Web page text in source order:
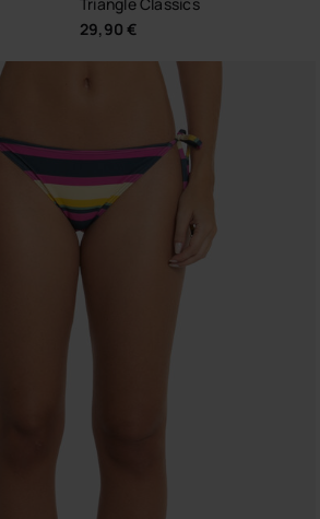
29,90 €